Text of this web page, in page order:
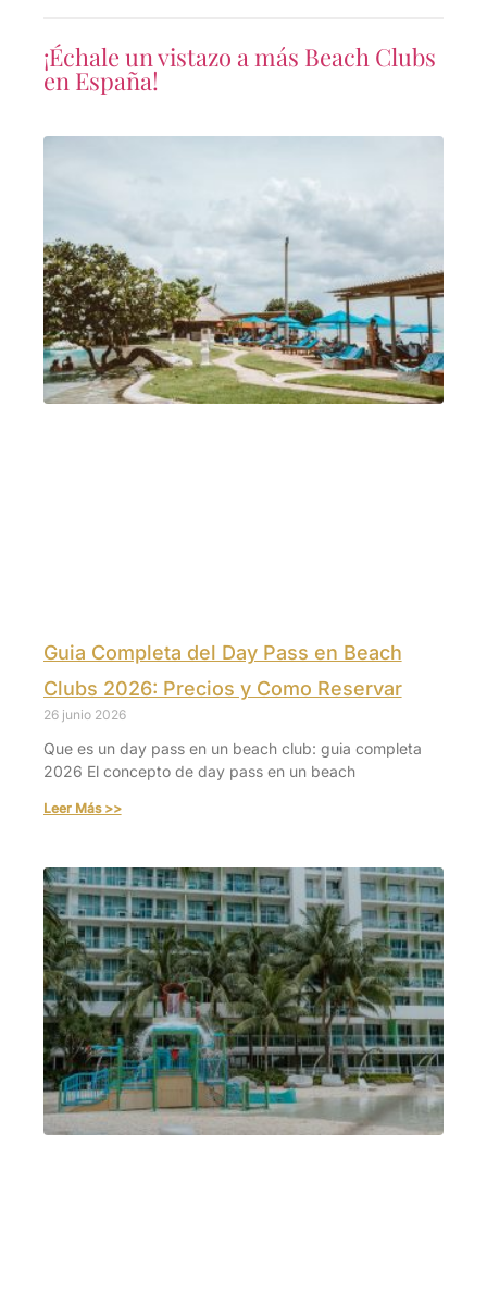
¡Échale un vistazo a más Beach Clubs
en España!
Guia Completa del Day Pass en Beach
Clubs 2026: Precios y Como Reservar
26 junio 2026
Que es un day pass en un beach club: guia completa
2026 El concepto de day pass en un beach
Leer Más >>